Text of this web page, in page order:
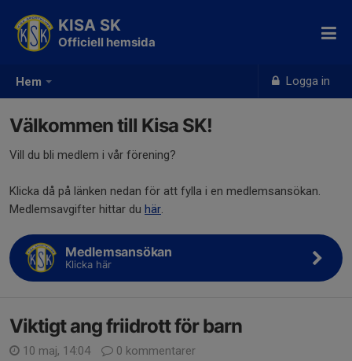
Hem Logga in
KISA SK
Officiell hemsida
Välkommen till Kisa SK!
Vill du bli medlem i vår förening?
Klicka då på länken nedan för att fylla i en medlemsansökan.
Medlemsavgifter hittar du här.
Medlemsansökan
Klicka här
Viktigt ang friidrott för barn
10 maj, 14:04
0 kommentarer